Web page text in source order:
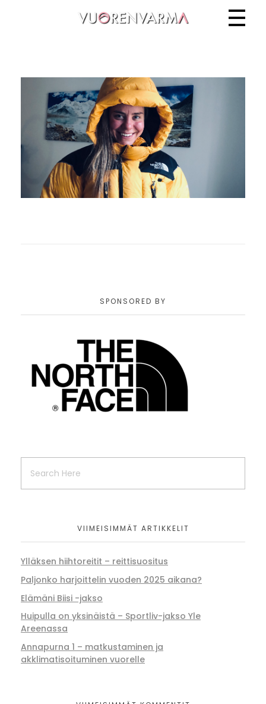
SPONSORED BY
VIIMEISIMMÄT ARTIKKELIT
Ylläksen hiihtoreitit – reittisuositus
Paljonko harjoittelin vuoden 2025 aikana?
Elämäni Biisi -jakso
Huipulla on yksinäistä – Sportliv-jakso Yle
Areenassa
Annapurna 1 – matkustaminen ja
akklimatisoituminen vuorelle